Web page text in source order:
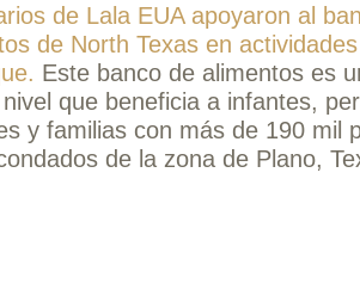
de Lala EUA apoyaron al
de North Texas en
Este banco de alimentos es
que beneficia a infantes,
y familias con más de 190 mil
de la zona de Plano,